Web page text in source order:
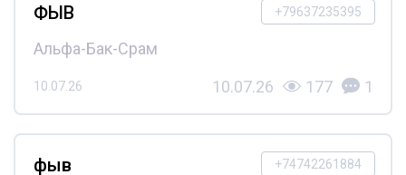
+79637235395
ФЫВ
Альфа-Бак-Срам
10.07.26 10.07.26 177 1
+74742261884
фыв